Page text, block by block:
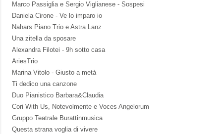
Marco Passiglia e Sergio Viglianese - Sospesi
Daniela Cirone - Ve lo imparo io
Nahars Piano Trio e Astra Lanz
Una zitella da sposare
Alexandra Filotei - 9h sotto casa
AriesTrio
Marina Vitolo - Giusto a metà
Ti dedico una canzone
Duo Pianistico Barbara&Claudia
Cori With Us, Notevolmente e Voces Angelorum
Gruppo Teatrale Burattinmusica
Questa strana voglia di vivere